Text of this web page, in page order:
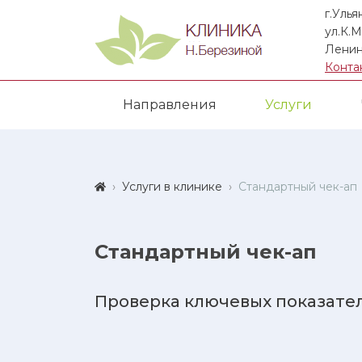
Направления Услуги
Услуги в клинике Стандартный чек-ап
Стандартный чек-ап
Проверка ключевых